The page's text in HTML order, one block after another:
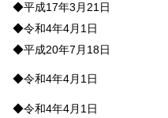
◆平成17年3月21日
◆令和4年4月1日
◆平成20年7月18日
◆令和4年4月1日
◆令和4年4月1日